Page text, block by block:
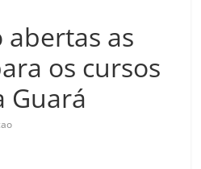
abertas as
os cursos
Guará